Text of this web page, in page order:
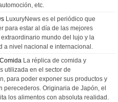
etc.
LuxuryNews es el periódico que
para estar al día de las mejores
mundo del lujo y la
a nivel nacional e internacional.
La réplica de comida y
utilizada en el sector de
para poder exponer sus productos y
perecederos. Originaria de Japón, el
los alimentos con absoluta realidad.